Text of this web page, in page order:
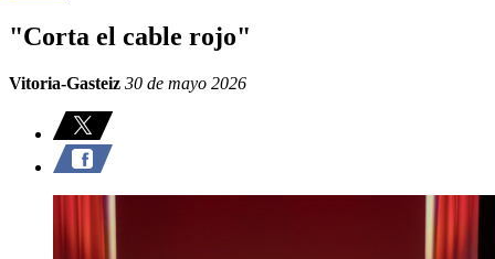
"Corta el cable rojo"
Vitoria-Gasteiz 30 de mayo 2026